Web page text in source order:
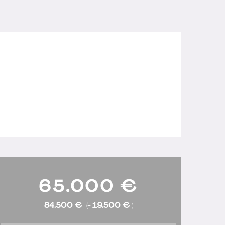
65.000 €
84.500 € (- 19.500 €)